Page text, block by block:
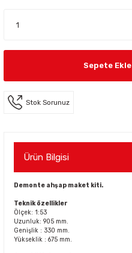
Sepete Ekle
Stok Sorunuz
Ürün Bilgisi
Demonte ahşap maket kiti.
Teknik özellikler
Ölçek: 1:53
Uzunluk: 905 mm.
Genişlik : 330 mm.
Yükseklik : 675 mm.